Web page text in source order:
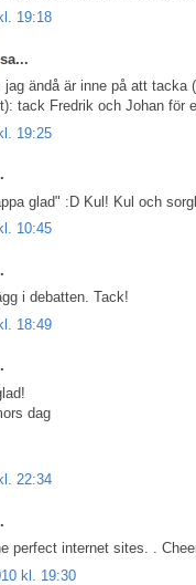
19:18
sa...
jag ändå är inne på att tacka
tack Fredrik och Johan för
19:25
glad" :D Kul! Kul och
10:45
i debatten. Tack!
18:49
dag
22:34
perfect internet sites. .
kl. 19:30